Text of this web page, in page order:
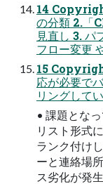
14
の分類 2.「
見直し 3. パ
フロー変更
15
応が必要で
リングして
• 課題とな
リスト形式
ランク付け
ーと連絡場
ス劣化が発